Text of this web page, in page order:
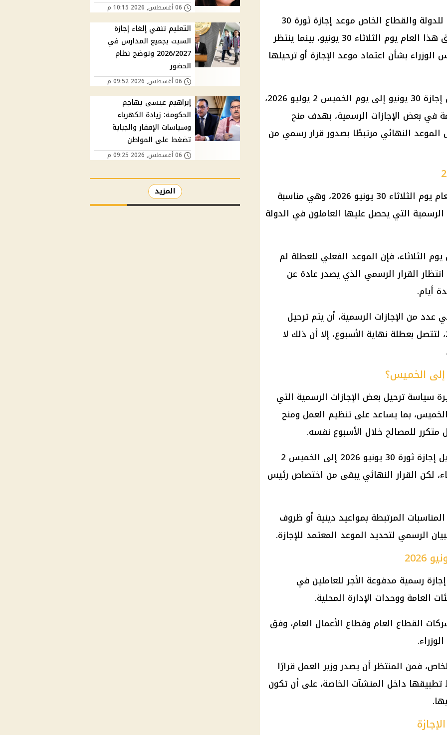
يترقب العاملون في الجهاز الإداري للدولة والقطاع الخاص موعد إجازة ثورة 30
يونيو 2026، خاصة أن الذكرى توافق هذا العام يوم الثلاثاء 30 يونيو، بينما ينتظر
بشأن اعتماد موعد الإجازة أو ترحيلها
وتشير التوقعات إلى إمكانية ترحيل إجازة 30 يونيو إلى يوم الخميس 2 يوليو 2026،
في بعض الإجازات الرسمية، بهدف منح
النهائي مرتبطًا بصدور قرار رسمي من
توافق ذكرى ثورة 30 يونيو هذا العام يوم الثلاثاء 30 يونيو 2026، وهي مناسبة
التي يحصل عليها العاملون في الدولة
الثلاثاء، فإن الموعد الفعلي للعطلة لم
القرار الرسمي الذي يصدر عادة عن
أيام.
من الإجازات الرسمية، أن يتم ترحيل
العطلة إلى الخميس 2 يوليو 2026، لتتصل بعطلة نهاية الأسبوع، إلا أن ذلك لا
سياسة ترحيل بعض الإجازات الرسمية التي
بما يساعد على تنظيم العمل ومنح
للمصالح خلال الأسبوع نفسه.
وبناء على ذلك، تزداد احتمالات ترحيل إجازة ثورة 30 يونيو 2026 إلى الخميس 2
لكن القرار النهائي يبقى من اختصاص رئيس
المرتبطة بمواعيد دينية أو ظروف
الرسمي لتحديد الموعد المعتمد للإجازة.
باعتبارها إجازة رسمية مدفوعة الأجر للعاملين في
العامة ووحدات الإدارة المحلية.
القطاع العام وقطاع الأعمال العام، وفق
فمن المنتظر أن يصدر وزير العمل قرارًا
تطبيقها داخل المنشآت الخاصة، على أن تكون
06 أغسطس, 2026 10:15 م
التعليم تنفي إلغاء إجازة
السبت بجميع المدارس في
2026/2027 وتوضح نظام
الحضور
06 أغسطس, 2026 09:52 م
إبراهيم عيسى يهاجم
الحكومة: زيادة الكهرباء
وسياسات الإفقار والجباية
تضغط على المواطن
06 أغسطس, 2026 09:25 م
المزيد